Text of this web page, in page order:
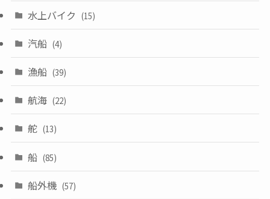
水上バイク (15)
汽船 (4)
漁船 (39)
航海 (22)
舵 (13)
船 (85)
船外機 (57)